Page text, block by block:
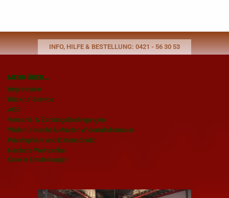
INFO, HILFE & BESTELLUNG: 0421 - 56 30 53
MEHR ÜBER...
Impressum
Rückruf Service
AGB
Versand- & Zahlungsbedingungen
Widerrufsrecht & Muster-Widerrufsformular
Privatsphäre und Datenschutz
Nächste Weinprobe
Cookie Einstellungen